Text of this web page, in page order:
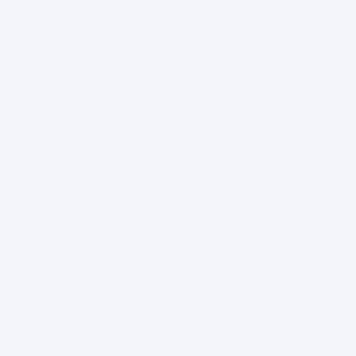
de gamme à un prix réduit. En optant pour un
plus durable. C’est un choix judicieux pour ceux
d'éventuelles défaillances. En achetant un Honor
également à la préservation de
ressources, ce qui est bénéfique pour notre
restauré et testé pour répondre à des